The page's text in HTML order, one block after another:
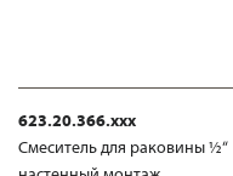
623.20.366.xxx
Смеситель для раковины ½“